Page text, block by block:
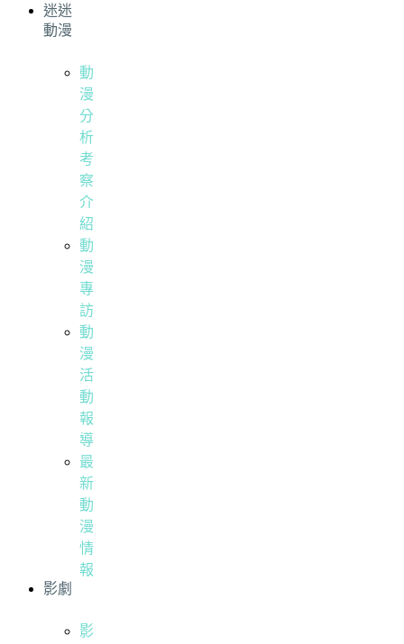
迷迷
動漫
動
漫
分
析
考
察
介
紹
動
漫
專
訪
動
漫
活
動
報
導
最
新
動
漫
情
報
影劇
影